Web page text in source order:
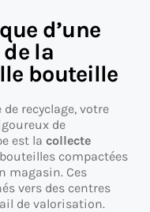
d’une
la
bouteille
recyclage, votre
de
est la collecte
compactées
magasin. Ces
vers des centres
de valorisation.